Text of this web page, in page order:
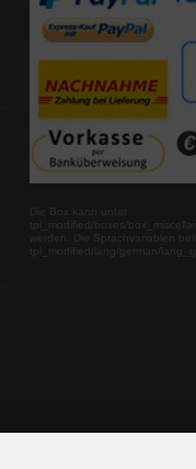
Die Box kann unter
tpl_modified/boxes/
werden. Die Sprachvariablen